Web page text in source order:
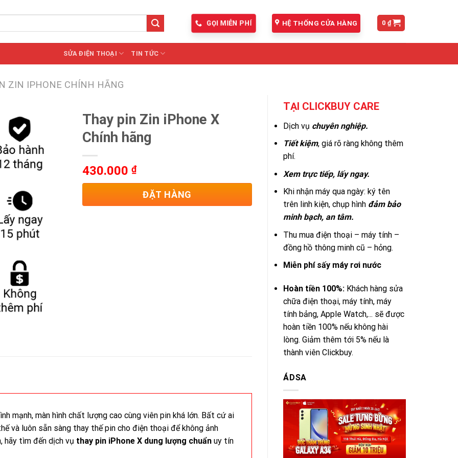
GỌI MIỄN PHÍ HỆ THỐNG CỬA HÀNG 0 ₫
SỬA ĐIỆN THOẠI TIN TỨC
ZIN IPHONE CHÍNH HÃNG
TẠI CLICKBUY CARE
Dịch vụ chuyên nghiệp.
Tiết kiệm, giá rõ ràng không thêm
phí.
Xem trực tiếp, lấy ngay.
Khi nhận máy qua ngày: ký tên
trên linh kiện, chụp hình đảm bảo
minh bạch, an tâm.
Thu mua điện thoại – máy tính –
đồng hồ thông minh cũ – hỏng.
Miễn phí sấy máy rơi nước
Hoàn tiền 100%: Khách hàng sửa
chữa điện thoại, máy tính, máy
tính bảng, Apple Watch,... sẽ được
hoàn tiền 100% nếu không hài
lòng. Giảm thêm tới 5% nếu là
thành viên Clickbuy.
ÁDSA
Thay pin Zin iPhone X
Chính hãng
430.000 ₫
ĐẶT HÀNG
mạnh, màn hình chất lượng cao cùng viên pin khá lớn. Bất cứ ai
và luôn sẵn sàng thay thế pin cho điện thoại để không ảnh
hãy tìm đến dịch vụ thay pin iPhone X dung lượng chuẩn uy tín